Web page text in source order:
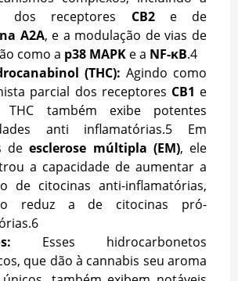
dos receptores CB2e de
A2A, e a modulação de vias de
como a p38 MAPK e a NF-κB.4
(THC): Agindo como
parcial dos receptores CB1 e
também exibe potentes
anti inflamatórias.5 Em
deesclerose múltipla (EM), ele
a capacidade de aumentar a
de citocinas anti-inflamatórias,
reduz a de citocinas pró-
6
Esses hidrocarbonetos
que dão à cannabis seu aroma